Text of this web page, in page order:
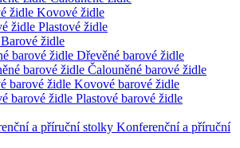
Kovové židle
Plastové židle
Barové židle
Dřevěné barové židle
Čalouněné barové židle
Kovové barové židle
Plastové barové židle
Konferenční a příruční